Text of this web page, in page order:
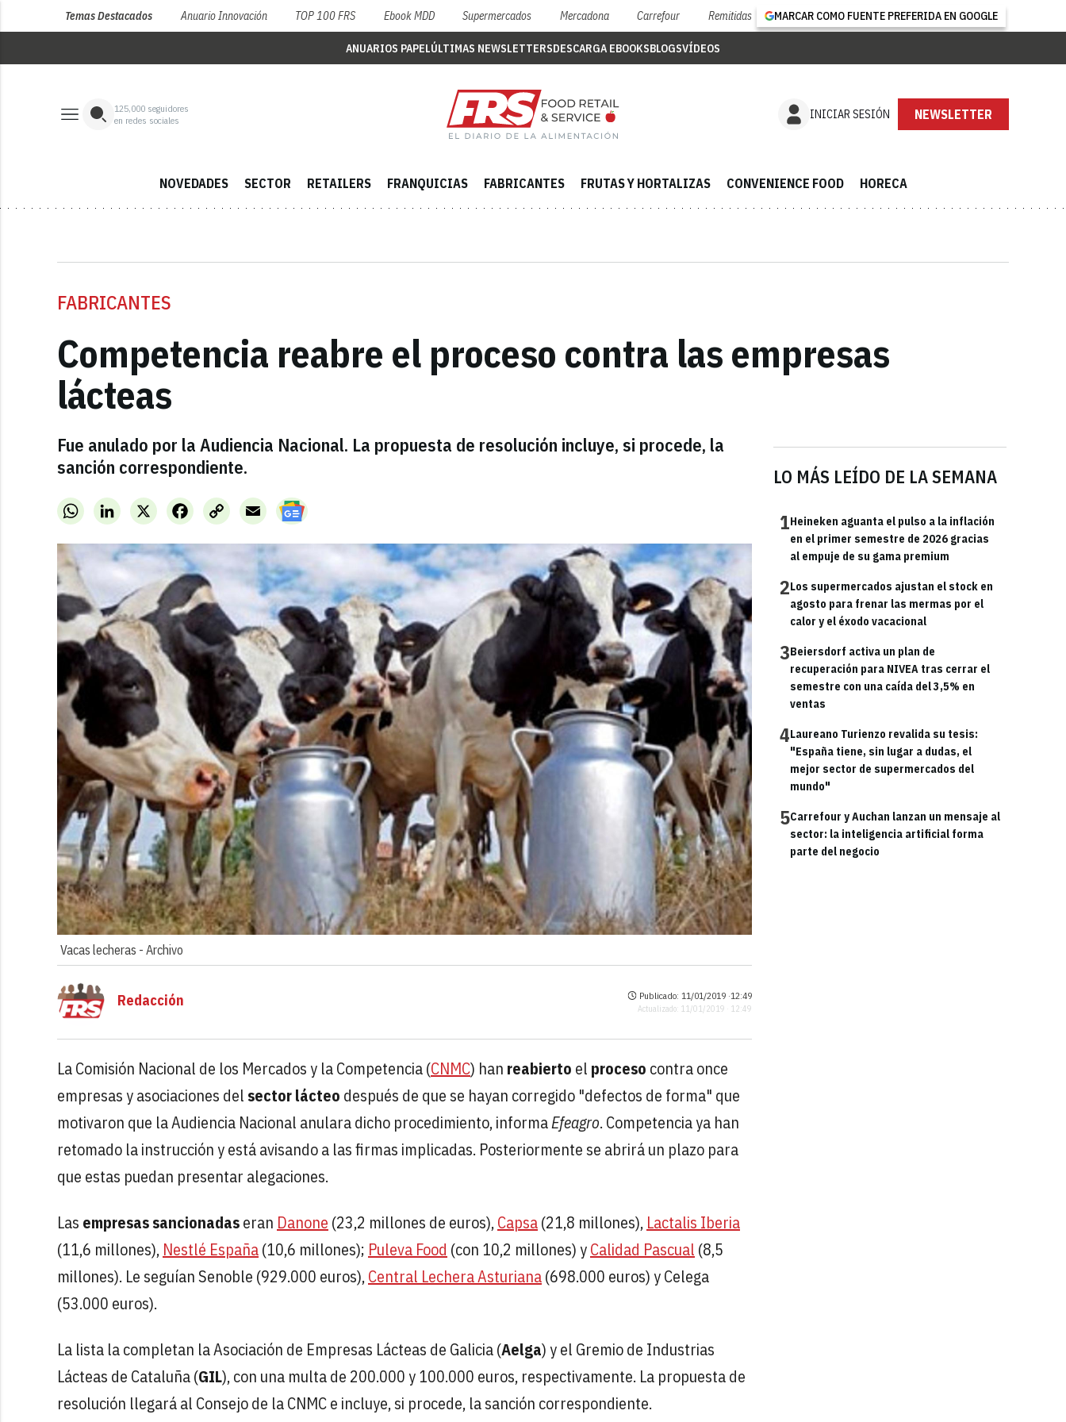
Temas Destacados Anuario Innovación TOP 100 FRS Ebook MDD Supermercados Mercadona Carrefour Remitidas MARCAR COMO FUENTE PREFERIDA EN GOOGLE
ANUARIOS PAPELÚLTIMAS NEWSLETTERSDESCARGA EBOOKSBLOGSVÍDEOS
125,000 seguidores
en redes sociales
INICIAR SESIÓN NEWSLETTER
NOVEDADES SECTOR RETAILERS FRANQUICIAS FABRICANTES FRUTAS Y HORTALIZAS CONVENIENCE FOOD HORECA
FABRICANTES
Competencia reabre el proceso contra las empresas
lácteas
Fue anulado por la Audiencia Nacional. La propuesta de resolución incluye, si procede, la
sanción correspondiente.
WhatsAppLinkedInX FacebookCopy
Link
Email
Vacas lecheras - Archivo
LO MÁS LEÍDO DE LA SEMANA
1Heineken aguanta el pulso a la inflación
en el primer semestre de 2026 gracias
al empuje de su gama premium
2Los supermercados ajustan el stock en
agosto para frenar las mermas por el
calor y el éxodo vacacional
3Beiersdorf activa un plan de
recuperación para NIVEA tras cerrar el
semestre con una caída del 3,5% en
ventas
4Laureano Turienzo revalida su tesis:
"España tiene, sin lugar a dudas, el
mejor sector de supermercados del
mundo"
5Carrefour y Auchan lanzan un mensaje al
sector: la inteligencia artificial forma
parte del negocio
Redacción Publicado: 11/01/2019 ·12:49
Actualizado: 11/01/2019 · 12:49
La Comisión Nacional de los Mercados y la Competencia (CNMC) han reabierto el proceso contra once
empresas y asociaciones del sector lácteo después de que se hayan corregido "defectos de forma" que
motivaron que la Audiencia Nacional anulara dicho procedimiento, informaEfeagro. Competencia ya han
retomado la instrucción y está avisando a las firmas implicadas. Posteriormente se abrirá un plazo para
que estas puedan presentar alegaciones.
Las empresas sancionadaseran Danone (23,2 millones de euros),Capsa(21,8 millones), Lactalis Iberia
(11,6 millones), Nestlé España(10,6 millones); Puleva Food (con 10,2 millones) yCalidad Pascual (8,5
millones). Le seguían Senoble (929.000 euros),Central Lechera Asturiana(698.000 euros) y Celega
(53.000 euros).
La lista la completan la Asociación de Empresas Lácteas de Galicia (Aelga) y el Gremio de Industrias
Lácteas de Cataluña (GIL), con una multa de 200.000 y 100.000 euros, respectivamente. La propuesta de
resolución llegará al Consejo de la CNMC e incluye, si procede, la sanción correspondiente.